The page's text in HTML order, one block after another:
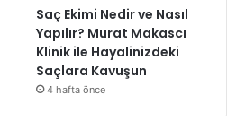
Saç Ekimi Nedir ve Nasıl
Yapılır? Murat Makascı
Klinik ile Hayalinizdeki
Saçlara Kavuşun
4 hafta önce